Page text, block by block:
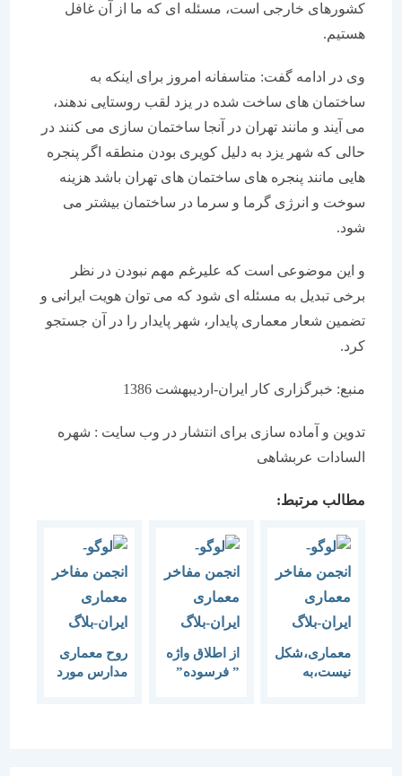
کشورهای خارجی است، مسئله ای که ما از آن غافل
هستیم.
وی در ادامه گفت: متاسفانه امروز برای اینکه به
ساختمان های ساخت شده در یزد لقب روستایی ندهند،
می آیند و مانند تهران در آنجا ساختمان سازی می کنند در
حالی که شهر یزد به دلیل کویری بودن منطقه اگر پنجره
هایی مانند پنجره های ساختمان های تهران باشد هزینه
سوخت و انرژی گرما و سرما در ساختمان بیشتر می
و این موضوعی است که علیرغم مهم نبودن در نظر
برخی تبدیل به مسئله ای شود که می توان هویت ایرانی و
تضمین شعار معماری پایدار، شهر پایدار را در آن جستجو
منبع: خبرگزاری کار ایران-اردیبهشت 1386
تدوین و آماده سازی برای انتشار در وب سایت : شهره
السادات عربشاهی
مطالب مرتبط:
معماری،شکل
نیست،به
از اطلاق واژه
” فرسوده”
روح معماری
مدارس مورد